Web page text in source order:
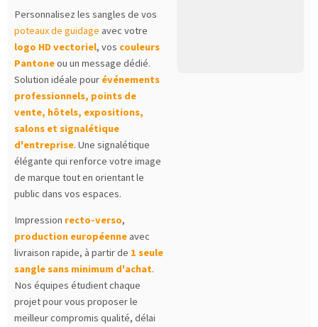
Personnalisez les sangles de vos
poteaux de guidage avec votre
logo HD vectoriel, vos couleurs
Pantoneou un message dédié.
Solution idéale pour événements
professionnels, points de
vente, hôtels, expositions,
salons et signalétique
d'entreprise. Une signalétique
élégante qui renforce votre image
de marque tout en orientant le
public dans vos espaces.
Impression recto-verso,
production européenne avec
livraison rapide, à partir de 1 seule
sangle sans minimum d'achat.
Nos équipes étudient chaque
projet pour vous proposer le
meilleur compromis qualité, délai